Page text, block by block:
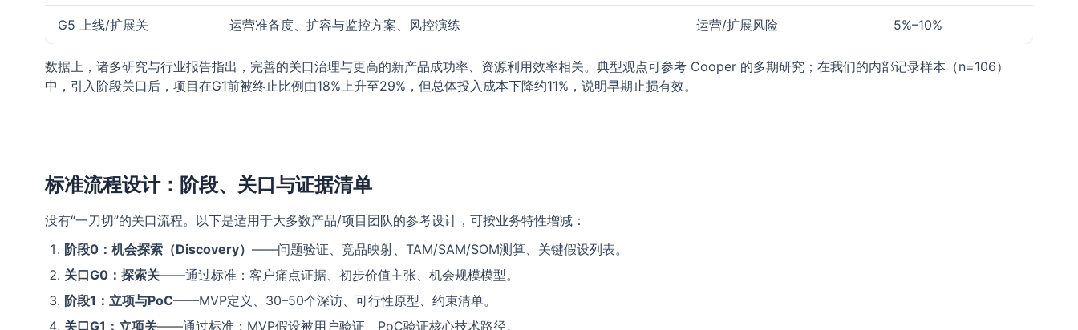
G5 上线/扩展关 运营准备度、扩容与监控方案、风控演练 运营/扩展风险 5%–10%
数据上，诸多研究与行业报告指出，完善的关口治理与更高的新产品成功率、资源利用效率相关。典型观点可参考 Cooper 的多期研究；在我们的内部记录样本（n=106）
中，引入阶段关口后，项目在G1前被终止比例由18%上升至29%，但总体投入成本下降约11%，说明早期止损有效。
标准流程设计：阶段、关口与证据清单
没有“一刀切”的关口流程。以下是适用于大多数产品/项目团队的参考设计，可按业务特性增减：
阶段0：机会探索（Discovery） ——问题验证、竞品映射、TAM/SAM/SOM测算、关键假设列表。
关口G0：探索关——通过标准：客户痛点证据、初步价值主张、机会规模模型。
阶段1：立项与PoC——MVP定义、30–50个深访、可行性原型、约束清单。
关口G1：立项关——通过标准：MVP假设被用户验证、PoC验证核心技术路径。